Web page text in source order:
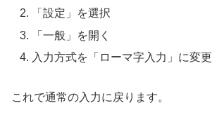
「設定」を選択
「一般」を開く
入力方式を「ローマ字入力」に変更
これで通常の入力に戻ります。